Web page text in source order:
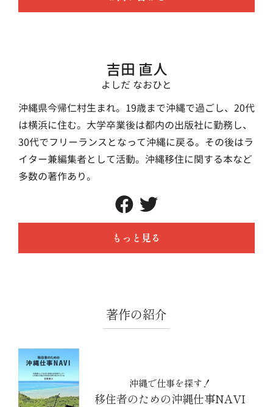
吉田 直人
よしだ なおひと
沖縄県今帰仁村生まれ。19歳まで沖縄で過ごし、20代
は横浜に住む。大学卒業後は都内の出版社に勤務し、
30代でフリーランスとなって沖縄に戻る。その後はラ
イター兼編集者として活動。沖縄移住に関する本など
多数の著作あり。
もっと見る
著作の紹介
沖縄で仕事を探す！
移住者のための沖縄仕事NAVI